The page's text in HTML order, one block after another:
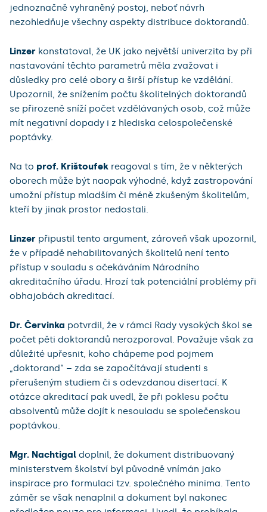
jednoznačně vyhraněný postoj, neboť návrh
nezohledňuje všechny aspekty distribuce doktorandů.
Linzer konstatoval, že UK jako největší univerzita by při
nastavování těchto parametrů měla zvažovat i
důsledky pro celé obory a širší přístup ke vzdělání.
Upozornil, že snížením počtu školitelných doktorandů
se přirozeně sníží počet vzdělávaných osob, což může
mít negativní dopady i z hlediska celospolečenské
poptávky.
Na to prof. Krištoufek reagoval s tím, že v některých
oborech může být naopak výhodné, když zastropování
umožní přístup mladším či méně zkušeným školitelům,
kteří by jinak prostor nedostali.
Linzer připustil tento argument, zároveň však upozornil,
že v případě nehabilitovaných školitelů není tento
přístup v souladu s očekáváním Národního
akreditačního úřadu. Hrozí tak potenciální problémy při
obhajobách akreditací.
Dr. Červinka potvrdil, že v rámci Rady vysokých škol se
počet pěti doktorandů nerozporoval. Považuje však za
důležité upřesnit, koho chápeme pod pojmem
„doktorand“ – zda se započítávají studenti s
přerušeným studiem či s odevzdanou disertací. K
otázce akreditací pak uvedl, že při poklesu počtu
absolventů může dojít k nesouladu se společenskou
poptávkou.
Mgr. Nachtigal doplnil, že dokument distribuovaný
ministerstvem školství byl původně vnímán jako
inspirace pro formulaci tzv. společného minima. Tento
záměr se však nenaplnil a dokument byl nakonec